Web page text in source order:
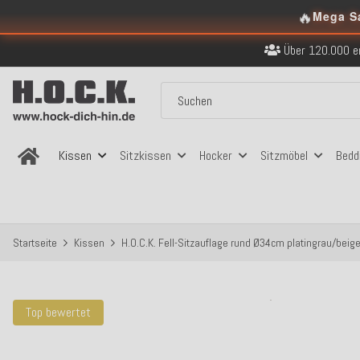
🔥Mega
Kostenloser Versand
Über 120.000
Sicher
Kostenloser Versand
Kissen
Sitzkissen Hocker Sitzmöbel
Startseite Kissen H.O.C.K. Fell-Sitzauflage rund Ø34cm platingrau/
Top bewertet